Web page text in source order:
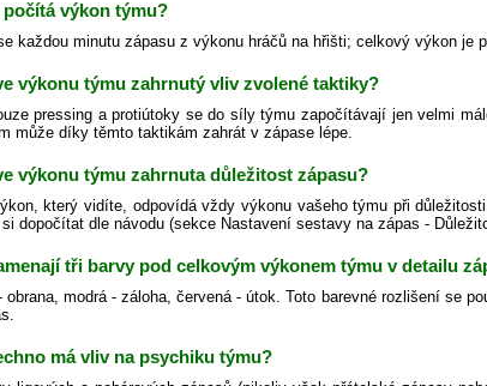
počítá výkon týmu?
každou minutu zápasu z výkonu hráčů na hřišti; celkový výkon je
výkonu týmu zahrnutý vliv zvolené taktiky?
pressing a protiútoky se do síly týmu započítávají jen velmi
může díky těmto taktikám zahrát v zápase lépe.
výkonu týmu zahrnuta důležitost zápasu?
který vidíte, odpovídá vždy výkonu vašeho týmu při
dopočítat dle návodu (sekce Nastavení sestavy na zápas -
tři barvy pod celkovým výkonem týmu v detailu
obrana, modrá - záloha, červená - útok. Toto barevné rozlišení se
má vliv na psychiku týmu?